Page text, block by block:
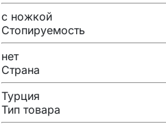
с ножкой
Стопируемость
нет
Страна
Турция
Тип товара